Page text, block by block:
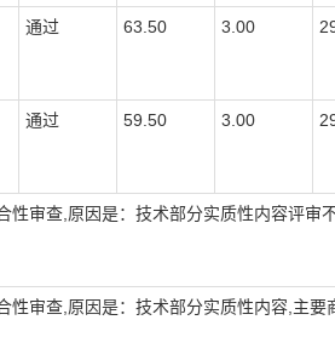
通过 63.50 3.00
通过 59.50 3.00
性审查,原因是：技术部分实质性内容评审
性审查,原因是：技术部分实质性内容,主要